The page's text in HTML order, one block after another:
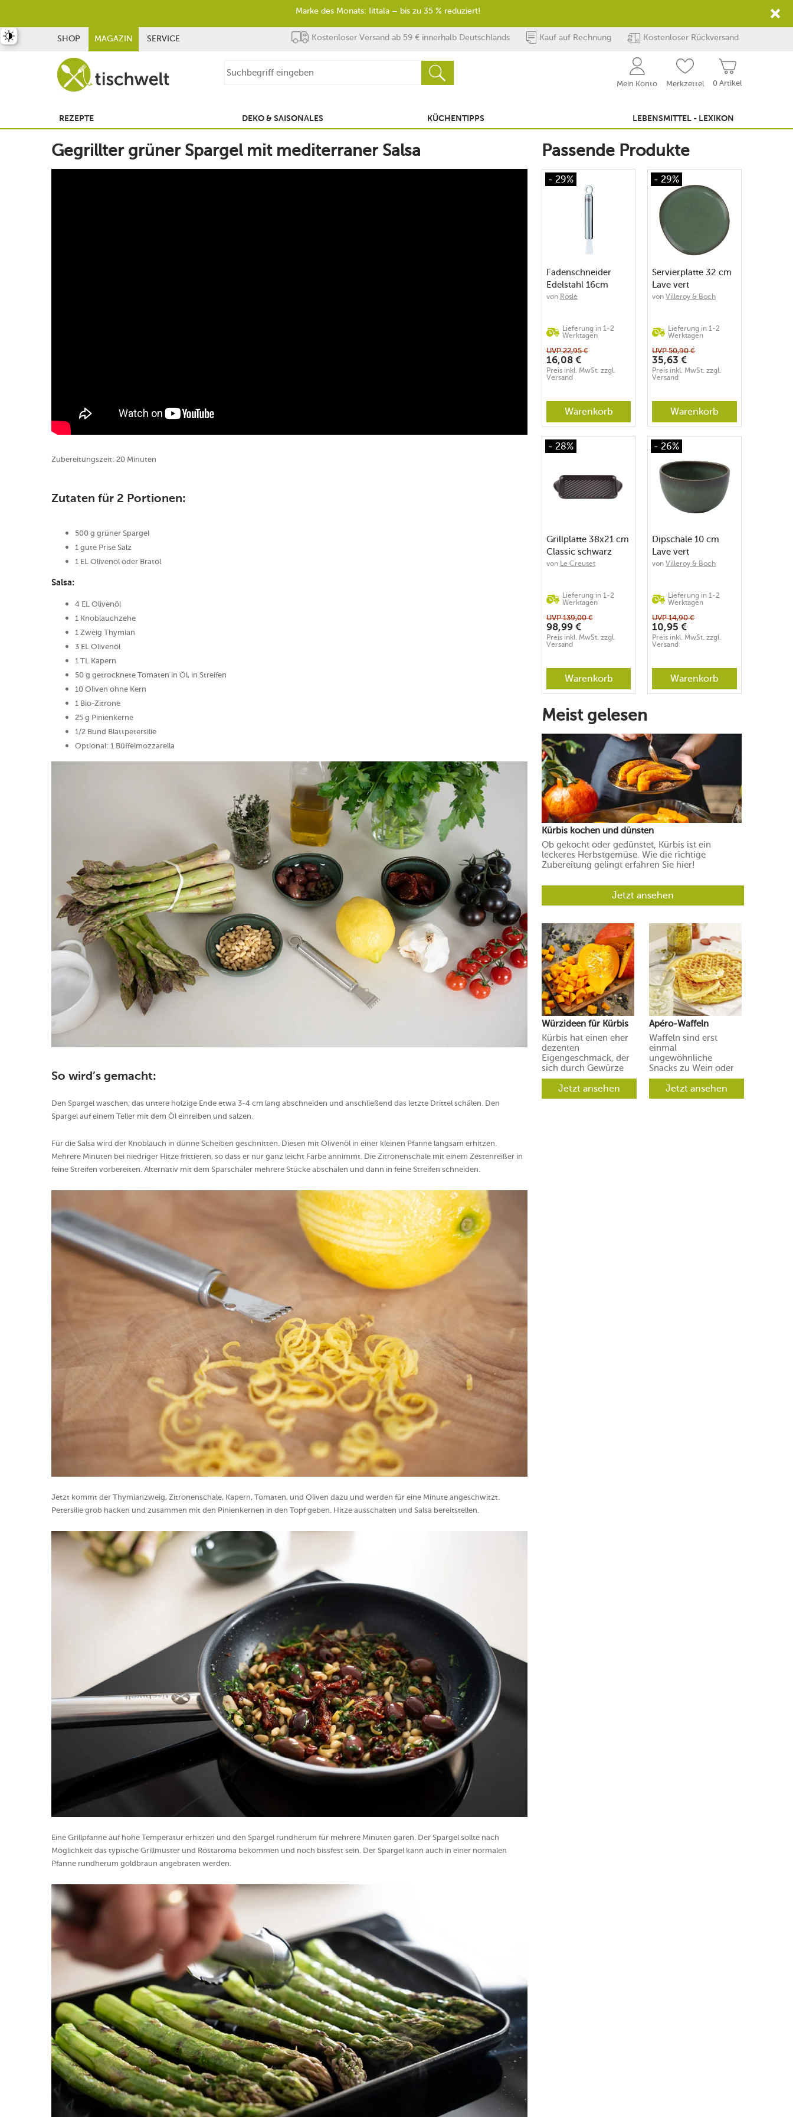
SHOP MAGAZIN SERVICE Kostenloser Versand ab 59 € innerhalb Deutschlands Kauf auf Rechnung Kostenloser Rückversand
0 Artikel
Mein Konto Merkzettel
REZEPTE DEKO & SAISONALES KÜCHENTIPPS LEBENSMITTEL - LEXIKON
Gegrillter grüner Spargel mit mediterraner Salsa
Zubereitungszeit: 20 Minuten
Zutaten für 2 Portionen:
500 g grüner Spargel
1 gute Prise Salz
1 EL Olivenöl oder Bratöl
Salsa:
4 EL Olivenöl
1 Knoblauchzehe
1 Zweig Thymian
3 EL Olivenöl
1 TL Kapern
50 g getrocknete Tomaten in Öl, in Streifen
10 Oliven ohne Kern
1 Bio-Zitrone
25 g Pinienkerne
1/2 Bund Blattpetersilie
Optional: 1 Büffelmozzarella
So wird’s gemacht:
Den Spargel waschen, das untere holzige Ende etwa 3-4 cm lang abschneiden und anschließend das letzte Drittel schälen. Den
Spargel auf einem Teller mit dem Öl einreiben und salzen.
Für die Salsa wird der Knoblauch in dünne Scheiben geschnitten. Diesen mit Olivenöl in einer kleinen Pfanne langsam erhitzen.
Mehrere Minuten bei niedriger Hitze frittieren, so dass er nur ganz leicht Farbe annimmt. Die Zitronenschale mit einem Zestenreißer in
feine Streifen vorbereiten. Alternativ mit dem Sparschäler mehrere Stücke abschälen und dann in feine Streifen schneiden.
Jetzt kommt der Thymianzweig, Zitronenschale, Kapern, Tomaten, und Oliven dazu und werden für eine Minute angeschwitzt.
Petersilie grob hacken und zusammen mit den Pinienkernen in den Topf geben. Hitze ausschalten und Salsa bereitstellen.
Eine Grillpfanne auf hohe Temperatur erhitzen und den Spargel rundherum für mehrere Minuten garen. Der Spargel sollte nach
Möglichkeit das typische Grillmuster und Röstaroma bekommen und noch bissfest sein. Der Spargel kann auch in einer normalen
Pfanne rundherum goldbraun angebraten werden.
Passende Produkte
- 29%
Fadenschneider
Edelstahl 16cm
von Rösle
Lieferung in 1-2
Werktagen
UVP22,95 €
16,08 €
Preis inkl. MwSt. zzgl.
Versand
Warenkorb
- 29%
Servierplatte 32 cm
Lave vert
vonVilleroy & Boch
Lieferung in 1-2
Werktagen
UVP50,90 €
35,63 €
Preis inkl. MwSt. zzgl.
Versand
Warenkorb
- 28%
Grillplatte 38x21 cm
Classic schwarz
von Le Creuset
Lieferung in 1-2
Werktagen
UVP139,00 €
98,99 €
Preis inkl. MwSt. zzgl.
Versand
Warenkorb
- 26%
Dipschale 10 cm
Lave vert
vonVilleroy & Boch
Lieferung in 1-2
Werktagen
UVP14,90 €
10,95 €
Preis inkl. MwSt. zzgl.
Versand
Warenkorb
Meist gelesen
Kürbis kochen und dünsten
Ob gekocht oder gedünstet, Kürbis ist ein
leckeres Herbstgemüse. Wie die richtige
Zubereitung gelingt erfahren Sie hier!
Jetzt ansehen
Würzideen für Kürbis
Kürbis hat einen eher
dezenten
Eigengeschmack, der
sich durch Gewürze
und Aromen leicht in
verschiedene
Richtungen lenken
Jetzt ansehen
Apéro-Waffeln
Waffeln sind erst
einmal
ungewöhnliche
Snacks zu Wein oder
Prosecco. Ihre Gäste
werden aber
begeistert sein.
Jetzt ansehen
umschalten
Marke des Monats: Iittala – bis zu 35 % reduziert!